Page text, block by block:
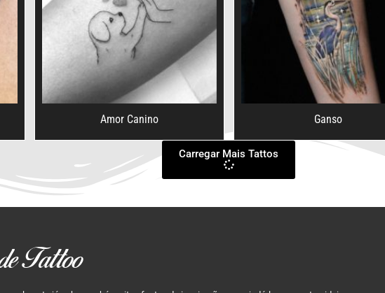
Amor Canino Ganso
Carregar Mais Tattos
Tattoo